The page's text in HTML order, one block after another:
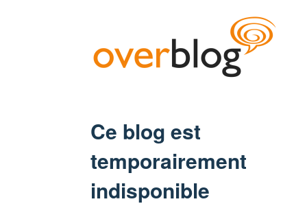
Ce blog est
temporairement
indisponible